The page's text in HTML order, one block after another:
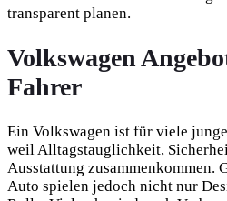
transparent planen.
Volkswagen
Fahrer
Ein Volkswagen ist für viele
weil Alltagstauglichkeit,
Ausstattung zusammenkommen.
Auto spielen jedoch nicht nur